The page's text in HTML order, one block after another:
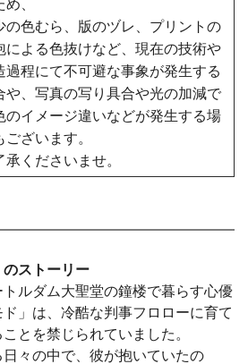
め、
の色むら、版のヅレ、プリントの
による色抜けなど、現在の技術や
過程にて不可避な事象が発生する
や、写真の写り具合や光の加減で
のイメージ違いなどが発生する場
ございます。
承くださいませ。
のストーリー
ルダム大聖堂の鐘楼で暮らす心優
」は、冷酷な判事フロローに育て
とを禁じられていました。
々の中で、彼が抱いていたの